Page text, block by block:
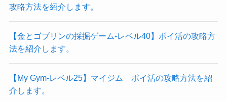
攻略方法を紹介します。
【金とゴブリンの採掘ゲーム-レベル40】ポイ活の攻略方
法を紹介します。
【My Gym-レベル25】マイジム ポイ活の攻略方法を紹
介します。